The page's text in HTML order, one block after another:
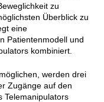
zu
Überblick zu
eine
Patientenmodell und
kombiniert.
werden drei
Zugänge auf den
Telemanipulators